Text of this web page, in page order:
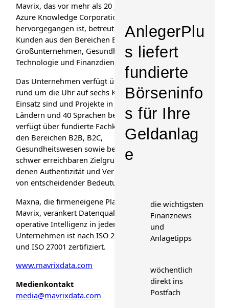
Mavrix, das vor mehr als 20 Jahren aus der
Azure Knowledge Corporation
hervorgegangen ist, betreut über 300
Kunden aus den Bereichen Beratung,
Großunternehmen, Gesundheitswesen,
Technologie und Finanzdienstleistungen.
Das Unternehmen verfügt über Teams, die
rund um die Uhr auf sechs Kontinenten im
Einsatz sind und Projekte in mehr als 85
Ländern und 40 Sprachen betreuen. Es
verfügt über fundierte Fachkenntnisse in
den Bereichen B2B, B2C,
Gesundheitswesen sowie bei Experten und
schwer erreichbaren Zielgruppen, bei
denen Authentizität und Verifizierbarkeit
von entscheidender Bedeutung sind.
Maxna, die firmeneigene Plattform von
Mavrix, verankert Datenqualität und
operative Intelligenz in jedem Projekt. Das
Unternehmen ist nach ISO 20252, ISO 9001
und ISO 27001 zertifiziert.
www.mavrixdata.com
Medienkontakt
media@mavrixdata.com
AnlegerPlu
s liefert
fundierte
Börseninfo
s für Ihre
Geldanlag
e
die wichtigsten
Finanznews
und
Anlagetipps
wöchentlich
direkt ins
Postfach